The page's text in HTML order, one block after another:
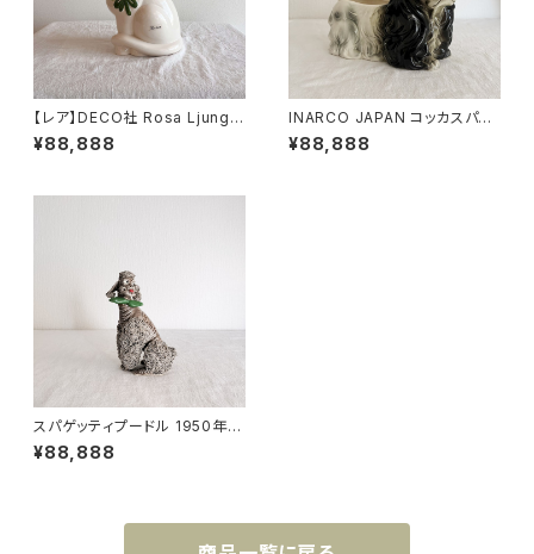
【レア】DECO社 Rosa Ljung
猫 シングル 高さ23.5cm
¥88,888
INARCO JAPAN コッカスパニ
エル プランター 横幅17cm
¥88,888
スパゲッティプードル 1950年代
高さ14cm
¥88,888